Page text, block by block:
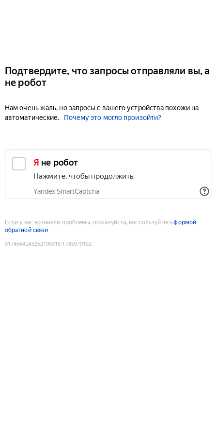
Подтвердите, что запросы отправляли вы, а
не робот
Нам очень жаль, но запросы с вашего устройства похожи на
автоматические.
Почему это могло произойти?
Я не робот
Нажмите, чтобы продолжить
Yandex SmartCaptcha
Если у вас возникли проблемы, пожалуйста, воспользуйтесьформой
обратной связи
9174564243252190315:1785979102